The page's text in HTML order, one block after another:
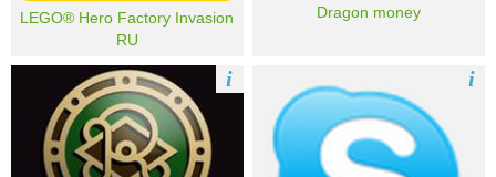
LEGO® Hero Factory Invasion
RU
Dragon money
i i